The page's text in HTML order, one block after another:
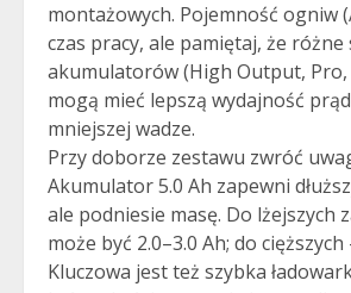
montażowych. Pojemność ogniw
czas pracy, ale pamiętaj, że różne
akumulatorów (High Output, Pro,
mogą mieć lepszą wydajność
mniejszej wadze.
Przy doborze zestawu zwróć
Akumulator 5.0 Ah zapewni
ale podniesie masę. Do lżejszych
może być 2.0–3.0 Ah; do cięższych
Kluczowa jest też szybka